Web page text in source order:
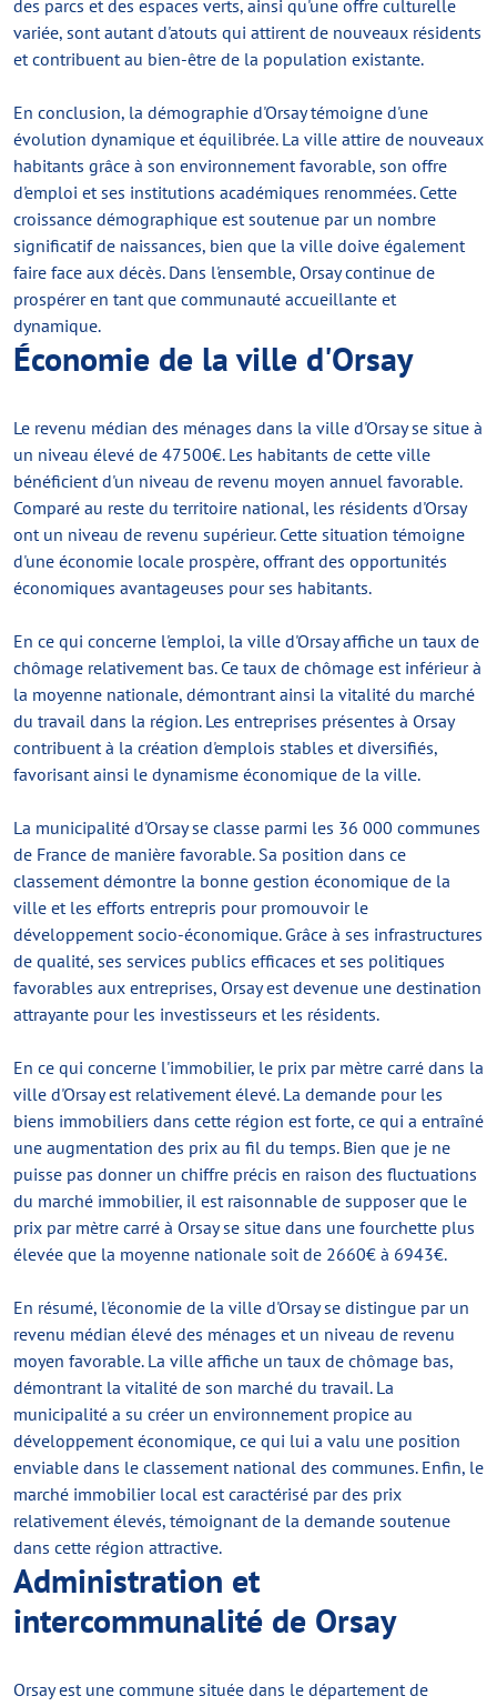
des parcs et des espaces verts, ainsi qu'une offre culturelle
variée, sont autant d'atouts qui attirent de nouveaux résidents
et contribuent au bien-être de la population existante.
En conclusion, la démographie d'Orsay témoigne d'une
évolution dynamique et équilibrée. La ville attire de nouveaux
habitants grâce à son environnement favorable, son offre
d'emploi et ses institutions académiques renommées. Cette
croissance démographique est soutenue par un nombre
significatif de naissances, bien que la ville doive également
faire face aux décès. Dans l'ensemble, Orsay continue de
prospérer en tant que communauté accueillante et
dynamique.
Économie de la ville d'Orsay
Le revenu médian des ménages dans la ville d'Orsay se situe à
un niveau élevé de 47500€. Les habitants de cette ville
bénéficient d'un niveau de revenu moyen annuel favorable.
Comparé au reste du territoire national, les résidents d'Orsay
ont un niveau de revenu supérieur. Cette situation témoigne
d'une économie locale prospère, offrant des opportunités
économiques avantageuses pour ses habitants.
En ce qui concerne l'emploi, la ville d'Orsay affiche un taux de
chômage relativement bas. Ce taux de chômage est inférieur à
la moyenne nationale, démontrant ainsi la vitalité du marché
du travail dans la région. Les entreprises présentes à Orsay
contribuent à la création d'emplois stables et diversifiés,
favorisant ainsi le dynamisme économique de la ville.
La municipalité d'Orsay se classe parmi les 36 000 communes
de France de manière favorable. Sa position dans ce
classement démontre la bonne gestion économique de la
ville et les efforts entrepris pour promouvoir le
développement socio-économique. Grâce à ses infrastructures
de qualité, ses services publics efficaces et ses politiques
favorables aux entreprises, Orsay est devenue une destination
attrayante pour les investisseurs et les résidents.
En ce qui concerne l'immobilier, le prix par mètre carré dans la
ville d'Orsay est relativement élevé. La demande pour les
biens immobiliers dans cette région est forte, ce qui a entraîné
une augmentation des prix au fil du temps. Bien que je ne
puisse pas donner un chiffre précis en raison des fluctuations
du marché immobilier, il est raisonnable de supposer que le
prix par mètre carré à Orsay se situe dans une fourchette plus
élevée que la moyenne nationale soit de 2660€ à 6943€.
En résumé, l'économie de la ville d'Orsay se distingue par un
revenu médian élevé des ménages et un niveau de revenu
moyen favorable. La ville affiche un taux de chômage bas,
démontrant la vitalité de son marché du travail. La
municipalité a su créer un environnement propice au
développement économique, ce qui lui a valu une position
enviable dans le classement national des communes. Enfin, le
marché immobilier local est caractérisé par des prix
relativement élevés, témoignant de la demande soutenue
dans cette région attractive.
Administration et
intercommunalité de Orsay
Orsay est une commune située dans le département de